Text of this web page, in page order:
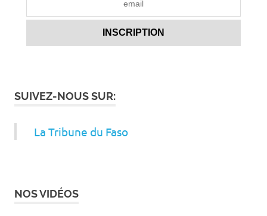
SUIVEZ-NOUS SUR:
La Tribune du Faso
NOS VIDÉOS